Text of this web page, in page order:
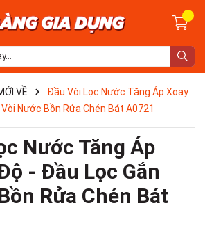
VỀ
Đầu Vòi Lọc Nước Tăng Áp Xoay
Nước Bồn Rửa Chén Bát A0721
Nước Tăng Áp
- Đầu Lọc Gắn
Rửa Chén Bát